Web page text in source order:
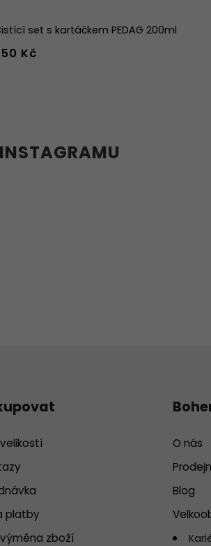
set s kartáčkem PEDAG 200ml
Kč
platby
zboží
O nás
Blog